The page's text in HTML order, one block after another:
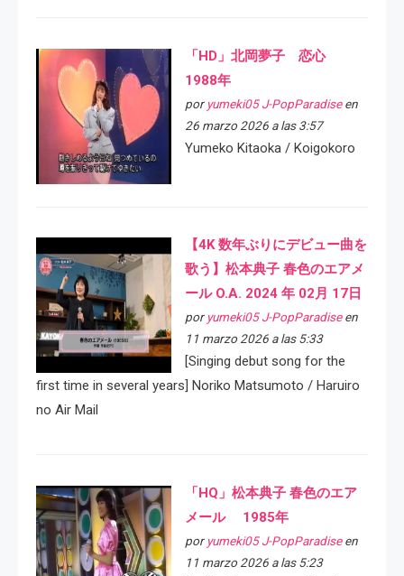
「HD」北岡夢子 恋心
1988年
por yumeki05 J-PopParadiseen
26 marzo 2026 a las 3:57
Yumeko Kitaoka / Koigokoro
【4K 数年ぶりにデビュー曲を
歌う】松本典子 春色のエアメ
ール O.A. 2024 年 02月 17日
por yumeki05 J-PopParadiseen
11 marzo 2026 a las 5:33
[Singing debut song for the
first time in several years] Noriko Matsumoto / Haruiro
no Air Mail
「HQ」松本典子 春色のエア
メール 1985年
por yumeki05 J-PopParadiseen
11 marzo 2026 a las 5:23